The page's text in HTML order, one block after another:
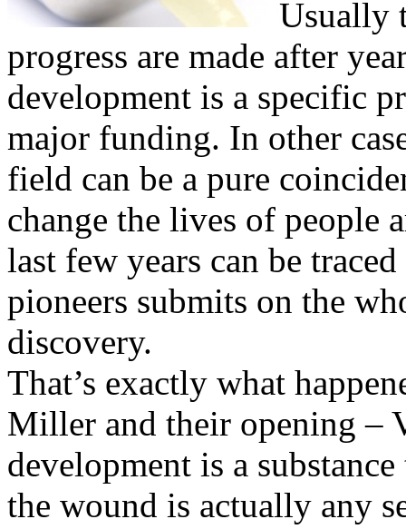
Usually
progress are made after
development is a specific
major funding. In other
field can be a pure
change the lives of people
last few years can be
pioneers submits on the
discovery.
That’s exactly what
Miller and their opening –
development is a
the wound is actually any